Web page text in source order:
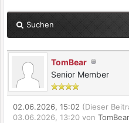
Suchen
TomBear
Senior Member
02.06.2026, 15:02 (Dieser
03.06.2026, 13:20 von TomBear